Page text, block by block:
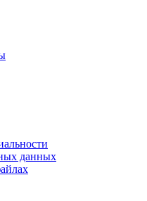
данных